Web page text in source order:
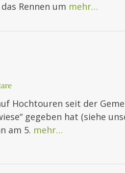
Rennen um mehr…
Hochtouren seit der
gegeben hat (siehe
am 5. mehr…